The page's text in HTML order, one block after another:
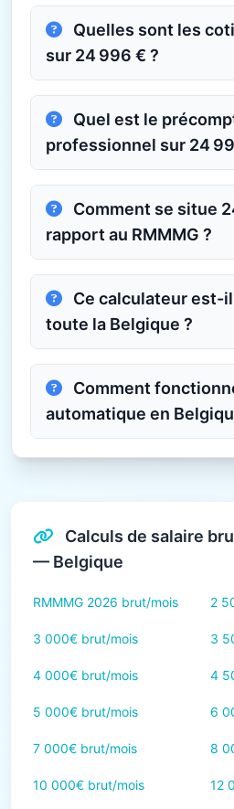
sur 24 996 € ?
professionnel sur 24
rapport au RMMMG ?
toute la Belgique ?
automatique en
Calculs de salaire
— Belgique
RMMMG 2026 brut/mois 2
3 000€ brut/mois 3
4 000€ brut/mois 4
5 000€ brut/mois 6
7 000€ brut/mois 8
10 000€ brut/mois 12